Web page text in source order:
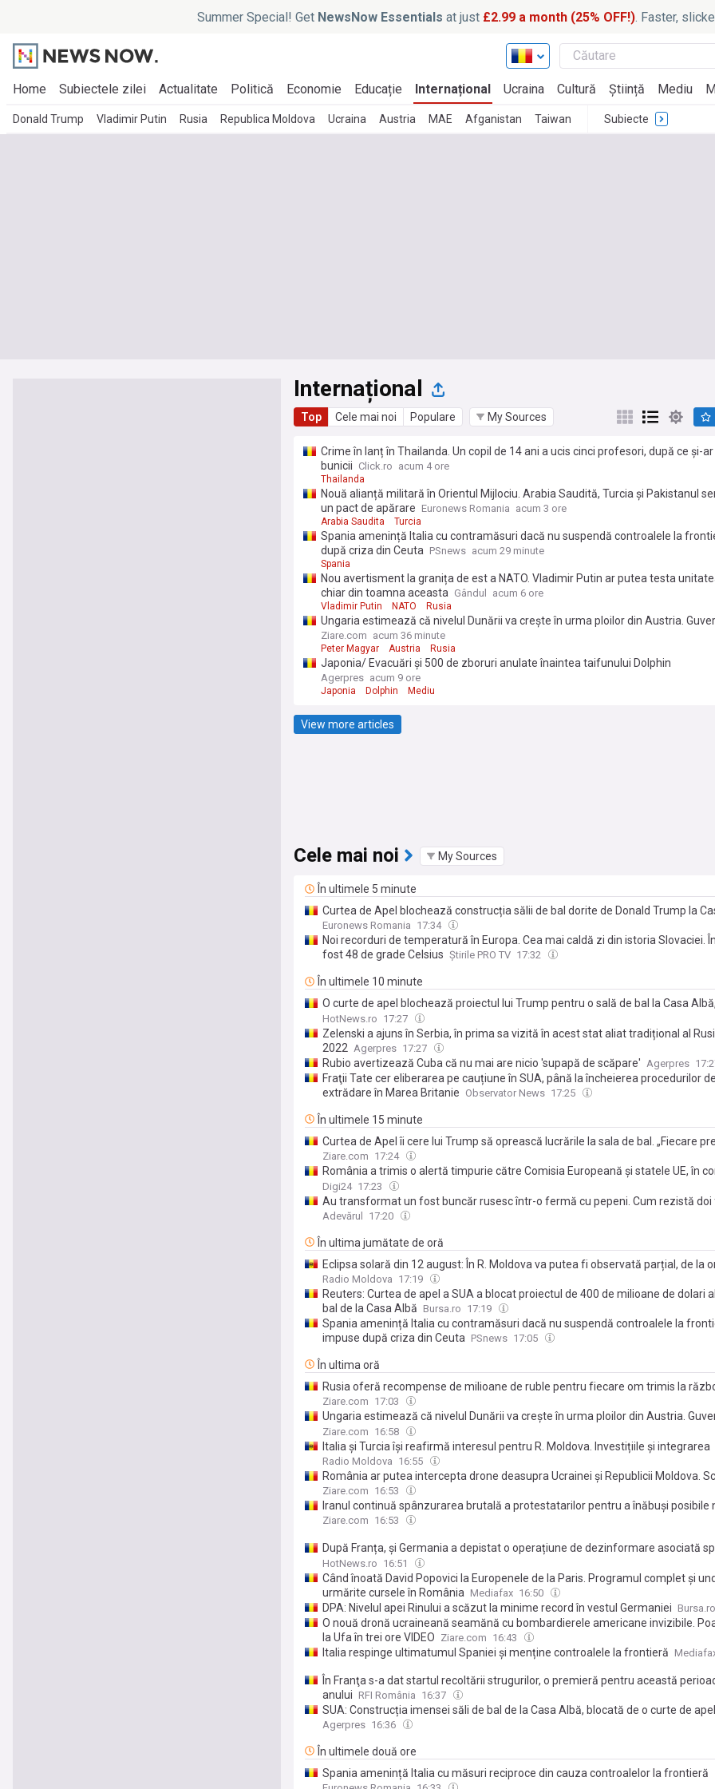
Summer Special! Get NewsNow Essentials at just £2.99 a month (25% OFF!). Faster,
Home Subiectele zilei Actualitate Politică Economie Educație Internațional Ucraina Cultură Știință Mediu
Donald Trump Vladimir Putin Rusia Republica Moldova Ucraina Austria MAE Afganistan Taiwan Subiecte
Internațional
Top Cele mai noi Populare My Sources
Crime în lanț în Thailanda. Un copil de 14 ani a ucis cinci profesori, după ce și-
bunicii Click.ro acum 4 ore
Thailanda
Nouă alianță militară în Orientul Mijlociu. Arabia Saudită, Turcia și Pakistanul
un pact de apărare Euronews Romania acum 3 ore
Arabia Saudita Turcia
Spania amenință Italia cu contramăsuri dacă nu suspendă controalele la
după criza din Ceuta PSnews acum 29 minute
Spania
Nou avertisment la granița de est a NATO. Vladimir Putin ar putea testa
chiar din toamna aceasta Gândul acum 6 ore
Vladimir Putin NATO Rusia
Ungaria estimează că nivelul Dunării va crește în urma ploilor din Austria.
Magyar va "reexamina" contractul cu Rusia pentru centrala de la Paks
Ziare.com acum 36 minute
Peter Magyar Austria Rusia
Japonia/ Evacuări și 500 de zboruri anulate înaintea taifunului Dolphin
Agerpres acum 9 ore
Japonia Dolphin Mediu
View more articles
Cele mai noi My Sources
În ultimele 5 minute
Curtea de Apel blochează construcția sălii de bal dorite de Donald Trump la
Euronews Romania 17:34
Noi recorduri de temperatură în Europa. Cea mai caldă zi din istoria Slovaciei.
fost 48 de grade Celsius Știrile PRO TV 17:32
În ultimele 10 minute
O curte de apel blochează proiectul lui Trump pentru o sală de bal la Casa
de milioane de dolari: „Este un chiriaș temporar, nu proprietarul”
HotNews.ro 17:27
Zelenski a ajuns în Serbia, în prima sa vizită în acest stat aliat tradițional al
2022 Agerpres 17:27
Rubio avertizează Cuba că nu mai are nicio 'supapă de scăpare' Agerpres
Fraţii Tate cer eliberarea pe cauțiune în SUA, până la încheierea procedurilor de
extrădare în Marea Britanie Observator News 17:25
În ultimele 15 minute
Curtea de Apel îi cere lui Trump să oprească lucrările la sala de bal. „Fiecare
este un chiriaș temporar, nu proprietarul Casei Albe și al reședinței
Ziare.com 17:24
România a trimis o alertă timpurie către Comisia Europeană și statele UE, în
secetei severe, anunță Ministerul Energiei
Digi24 17:23
Au transformat un fost buncăr rusesc într-o fermă cu pepeni. Cum rezistă
un sat pustiu din Ucraina, la doar 50 de kilometri de front
Adevărul 17:20
În ultima jumătate de oră
Eclipsa solară din 12 august: În R. Moldova va putea fi observată parțial, de la
Radio Moldova 17:19
Reuters: Curtea de apel a SUA a blocat proiectul de 400 de milioane de dolari
bal de la Casa Albă Bursa.ro 17:19
Spania amenință Italia cu contramăsuri dacă nu suspendă controalele la
impuse după criza din Ceuta PSnews 17:05
În ultima oră
Rusia oferă recompense de milioane de ruble pentru fiecare om trimis la
recrutarea eșuează, va fi mobilizare"
Ziare.com 17:03
Ungaria estimează că nivelul Dunării va crește în urma ploilor din Austria.
Magyar va "reexamina" contractul cu Rusia pentru centrala de la Paks
Ziare.com 16:58
Italia și Turcia își reafirmă interesul pentru R. Moldova. Investițiile și integrarea
europeană, pe agenda discuțiilor cu Vasile Tofan
Radio Moldova 16:55
România ar putea intercepta drone deasupra Ucrainei și Republicii Moldova.
sensibil discutat în NATO, dezvăluit de Iulian Chifu
Ziare.com 16:53
Iranul continuă spânzurarea brutală a protestatarilor pentru a înăbuși posibile
Ziare.com 16:53
După Franța, și Germania a depistat o operațiune de dezinformare asociată
militar rusesc. Videoclip fals cu cancelarul Merz
HotNews.ro 16:51
Când înoată David Popovici la Europenele de la Paris. Programul complet și
urmărite cursele în România Mediafax 16:50
DPA: Nivelul apei Rinului a scăzut la minime record în vestul Germaniei Bursa.ro
O nouă dronă ucraineană seamănă cu bombardierele americane invizibile.
la Ufa în trei ore VIDEO Ziare.com 16:43
Italia respinge ultimatumul Spaniei și menține controalele la frontieră
În Franţa s-a dat startul recoltării strugurilor, o premieră pentru această
anului RFI România 16:37
SUA: Construcția imensei săli de bal de la Casa Albă, blocată de o curte de
Agerpres 16:36
În ultimele două ore
Spania amenință Italia cu măsuri reciproce din cauza controalelor la frontieră